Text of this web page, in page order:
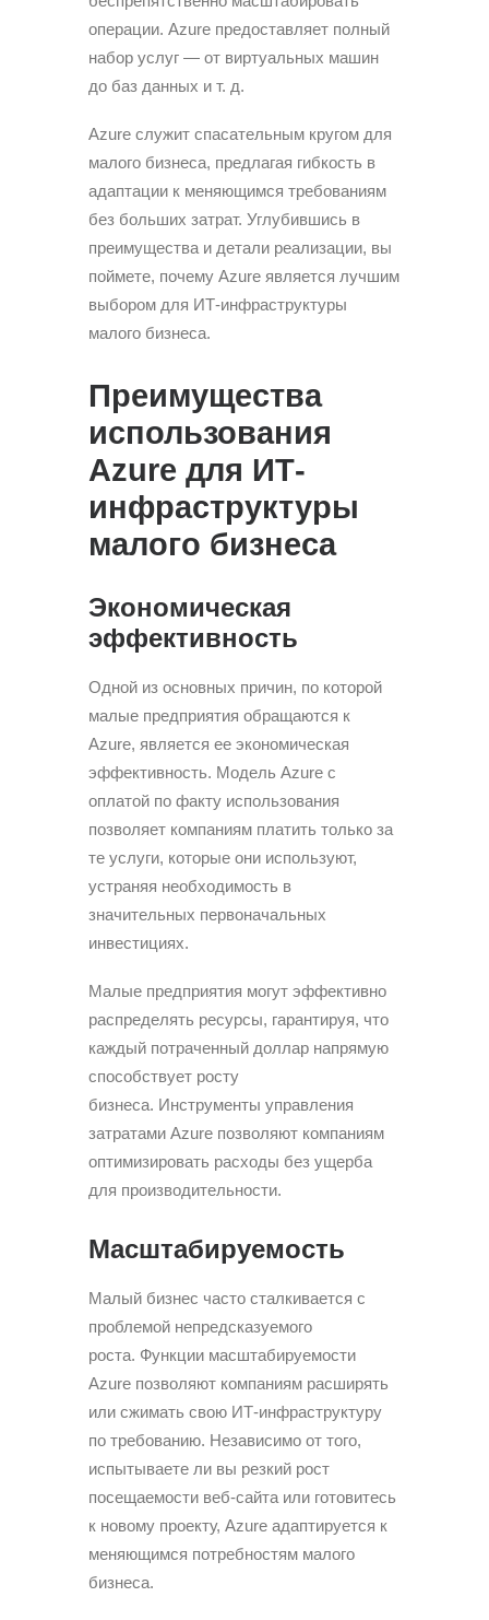
операции. Azure предоставляет полный
набор услуг — от виртуальных машин
до баз данных и т. д.
Azure служит спасательным кругом для
малого бизнеса, предлагая гибкость в
адаптации к меняющимся требованиям
без больших затрат. Углубившись в
преимущества и детали реализации, вы
поймете, почему Azure является лучшим
выбором для ИТ-инфраструктуры
малого бизнеса.
Преимущества
использования
Azure для ИТ-
инфраструктуры
малого бизнеса
Экономическая
эффективность
Одной из основных причин, по которой
малые предприятия обращаются к
Azure, является ее экономическая
эффективность. Модель Azure с
оплатой по факту использования
позволяет компаниям платить только за
те услуги, которые они используют,
устраняя необходимость в
значительных первоначальных
инвестициях.
Малые предприятия могут эффективно
распределять ресурсы, гарантируя, что
каждый потраченный доллар напрямую
способствует росту
бизнеса. Инструменты управления
затратами Azure позволяют компаниям
оптимизировать расходы без ущерба
для производительности.
Масштабируемость
Малый бизнес часто сталкивается с
проблемой непредсказуемого
роста. Функции масштабируемости
Azure позволяют компаниям расширять
или сжимать свою ИТ-инфраструктуру
по требованию. Независимо от того,
испытываете ли вы резкий рост
посещаемости веб-сайта или готовитесь
к новому проекту, Azure адаптируется к
меняющимся потребностям малого
бизнеса.